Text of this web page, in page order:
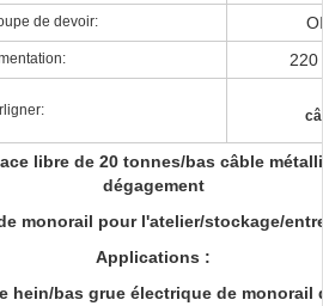
de devoir:
220
libre de 20 tonnes/bas câble
dégagement
monorail pour l'atelier/stockage/
Applications :
hein/bas grue électrique de monorail